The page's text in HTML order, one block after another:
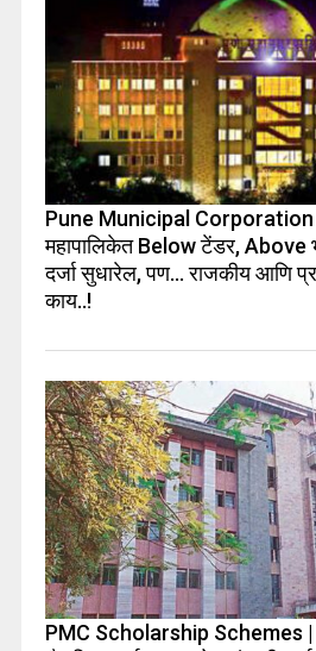
Pune Municipal Corporation
महापालिकेत Below टेंडर, Above
दर्जा सुधारेल, पण… राजकीय आणि
काय..!
PMC Scholarship Schemes |